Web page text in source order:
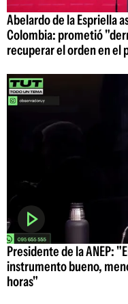
Abelardo de la Espriella
Colombia: prometió
recuperar el orden en el
Presidente de la ANEP:
instrumento bueno,
horas"